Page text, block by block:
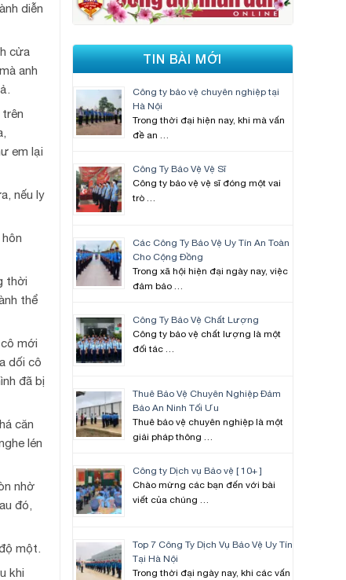
diễn
cửa
anh
em lại
nếu ly
thời
thể
mới
dối cô
đã bị
căn
lén
nhờ
đó,
một.
khi
TIN BÀI MỚI
Công ty bảo vệ chuyên nghiệp tại
Hà Nội
Trong thời đại hiện nay, khi mà vấn
đề an …
Công Ty Bảo Vệ Vệ Sĩ
Công ty bảo vệ vệ sĩ đóng một vai
trò …
Các Công Ty Bảo Vệ Uy Tín An Toàn
Cho Cộng Đồng
Trong xã hội hiện đại ngày nay, việc
đảm bảo …
Công Ty Bảo Vệ Chất Lượng
Công ty bảo vệ chất lượng là một
đối tác …
Thuê Bảo Vệ Chuyên Nghiệp Đảm
Bảo An Ninh Tối Ưu
Thuê bảo vệ chuyên nghiệp là một
giải pháp thông …
Công ty Dịch vụ Bảo vệ [ 10+ ]
Chào mừng các bạn đến với bài
viết của chúng …
Top 7 Công Ty Dịch Vụ Bảo Vệ Uy Tín
Tại Hà Nội
Trong thời đại ngày nay, khi các vấn